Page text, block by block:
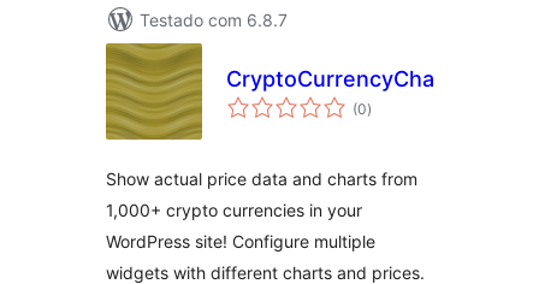
Testado com 6.8.7
CryptoCurrencyChart
(0avaliações
totais
)
Show actual price data and charts from
1,000+ crypto currencies in your
WordPress site! Configure multiple
widgets with different charts and prices.